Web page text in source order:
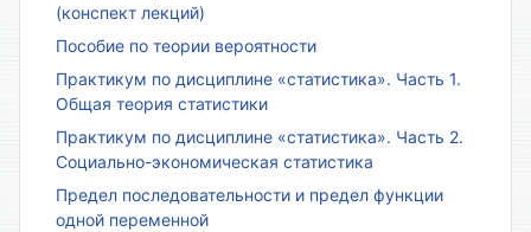
(конспект лекций)
Пособие по теории вероятности
Практикум по дисциплине «статистика». Часть 1.
Общая теория статистики
Практикум по дисциплине «статистика». Часть 2.
Социально-экономическая статистика
Предел последовательности и предел функции
одной переменной